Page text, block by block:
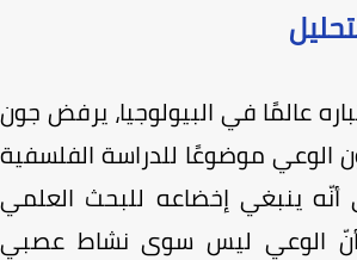
عالمًا في البيولوجيا، يرفض جون
موضوعًا للدراسة الفلسفية
ينبغي إخضاعه للبحث العلمي
الوعي ليس سوى نشاط عصبي